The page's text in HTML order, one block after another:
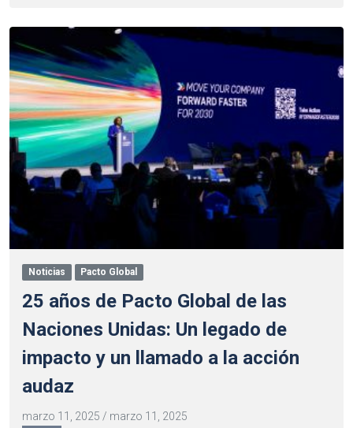
Noticias Pacto Global
25 años de Pacto Global de las
Naciones Unidas: Un legado de
impacto y un llamado a la acción
audaz
marzo 11, 2025 / marzo 11, 2025